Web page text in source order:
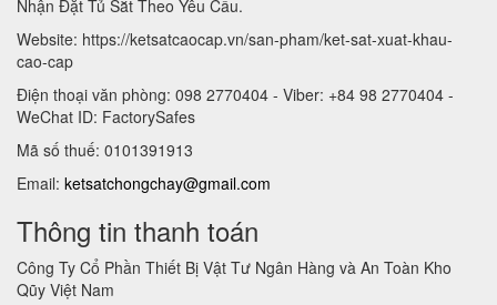
Nhận Đặt Tủ Sắt Theo Yêu Cầu.
Website: https://ketsatcaocap.vn/san-pham/ket-sat-xuat-khau-
cao-cap
Điện thoại văn phòng: 098 2770404 - Viber: +84 98 2770404 -
WeChat ID: FactorySafes
Mã số thuế: 0101391913
Email: ketsatchongchay@gmail.com
Thông tin thanh toán
Công Ty Cổ Phần Thiết Bị Vật Tư Ngân Hàng và An Toàn Kho
Qũy Việt Nam